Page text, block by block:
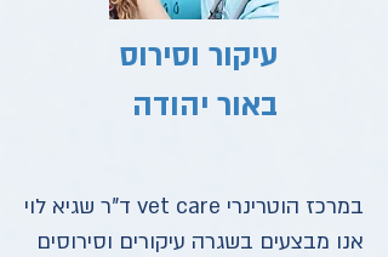
עיקור וסירוס
באור יהודה
במרכז הוטרינרי vet care ד"ר שגיא לוי
אנו מבצעים בשגרה עיקורים וסירוסים